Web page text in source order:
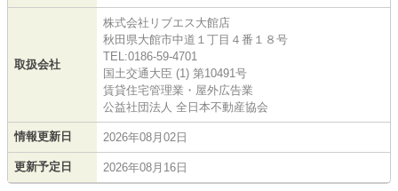
取扱会社
株式会社リブエス大館店
秋田県大館市中道１丁目４番１８号
TEL:0186-59-4701
国土交通大臣 (1) 第10491号
賃貸住宅管理業・屋外広告業
公益社団法人 全日本不動産協会
情報更新日 2026年08月02日
更新予定日 2026年08月16日